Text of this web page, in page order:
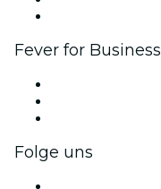
Fever for Business
Folge uns